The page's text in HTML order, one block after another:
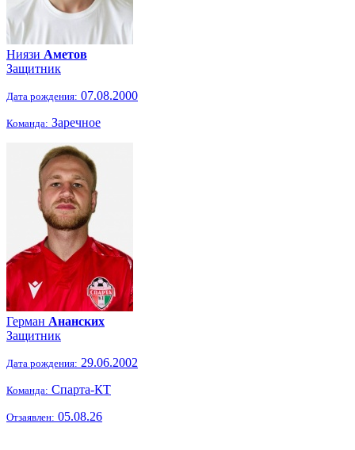
Ниязи Аметов
Защитник
Дата рождения: 07.08.2000
Команда: Заречное
Герман Ананских
Защитник
Дата рождения: 29.06.2002
Команда: Спарта-КТ
Отзаявлен: 05.08.26